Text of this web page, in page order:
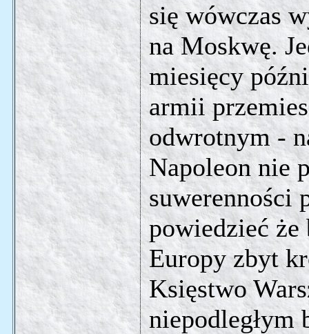
się wówczas
na Moskwę.
miesięcy
armii
odwrotnym -
Napoleon nie
suwerenności
powiedzieć że
Europy zbyt
Księstwo
niepodległym